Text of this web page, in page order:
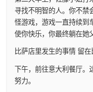
寻找不明智的人。你不禁
怪游戏，游戏一直持续到
使你快乐，你最终躺在她
比萨店里发生的事情 留在
下午，前往意大利餐厅。
努力。